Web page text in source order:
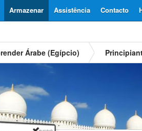
Contacto
Assistência
Armazenar
Árabe (Egípcio)